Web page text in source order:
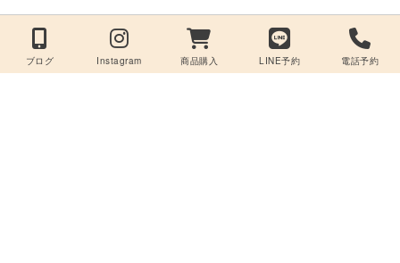
ブログ Instagram 商品購入 LINE予約 電話予約